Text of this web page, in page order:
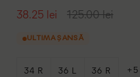
38.25 lei 125.00 lei
ULTIMA ȘANSĂ
34 R 36 L 36 R +5